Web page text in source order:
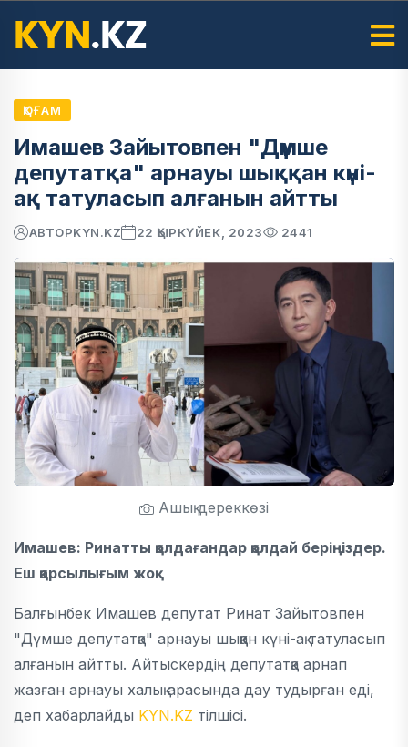
ҚОҒАМ
Имашев Зайытовпен "Дүмше
депутатқа" арнауы шыққан күні-
ақ татуласып алғанын айтты
АВТОРKYN.KZ 22 ҚЫРКҮЙЕК, 2023 2441
Ашық дереккөзі
Имашев: Ринатты қолдағандар қолдай беріңіздер.
Еш қарсылығым жоқ.
Балғынбек Имашев депутат Ринат Зайытовпен
"Дүмше депутатқа" арнауы шыққан күні-ақ татуласып
алғанын айтты. Айтыскердің депутатқа арнап
жазған арнауы халық арасында дау тудырған еді,
деп хабарлайды KYN.KZ тілшісі.